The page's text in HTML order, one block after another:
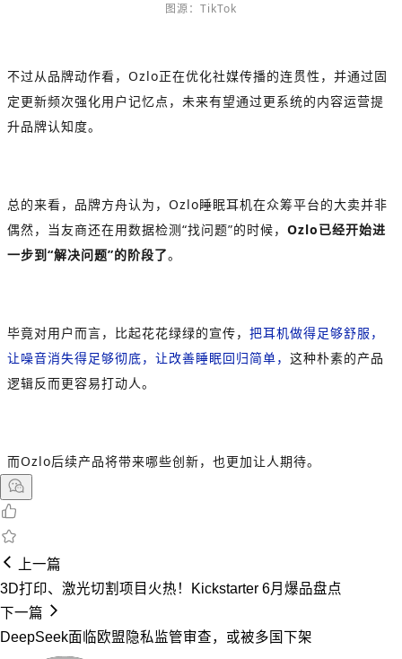
图源：TikTok
不过从品牌动作看，Ozlo正在优化社媒传播的连贯性，并通过固
定更新频次强化用户记忆点，未来有望通过更系统的内容运营提
升品牌认知度。
总的来看，品牌方舟认为，Ozlo睡眠耳机在众筹平台的大卖并非
偶然，当友商还在用数据检测“找问题”的时候， Ozlo已经开始进
一步到“解决问题”的阶段了。
毕竟对用户而言，比起花花绿绿的宣传， 把耳机做得足够舒服，
让噪音消失得足够彻底，让改善睡眠回归简单， 这种朴素的产品
逻辑反而更容易打动人。
而Ozlo后续产品将带来哪些创新，也更加让人期待。
上一篇
3D打印、激光切割项目火热！Kickstarter 6月爆品盘点
下一篇
DeepSeek面临欧盟隐私监管审查，或被多国下架